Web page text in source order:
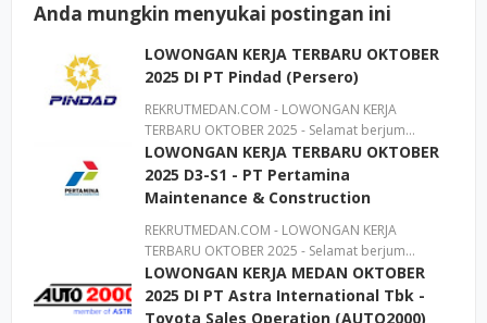
Anda mungkin menyukai postingan ini
LOWONGAN KERJA TERBARU OKTOBER
2025 DI PT Pindad (Persero)
REKRUTMEDAN.COM - LOWONGAN KERJA
TERBARU OKTOBER 2025 - Selamat berjum…
LOWONGAN KERJA TERBARU OKTOBER
2025 D3-S1 - PT Pertamina
Maintenance & Construction
REKRUTMEDAN.COM - LOWONGAN KERJA
TERBARU OKTOBER 2025 - Selamat berjum…
LOWONGAN KERJA MEDAN OKTOBER
2025 DI PT Astra International Tbk -
Toyota Sales Operation (AUTO2000)